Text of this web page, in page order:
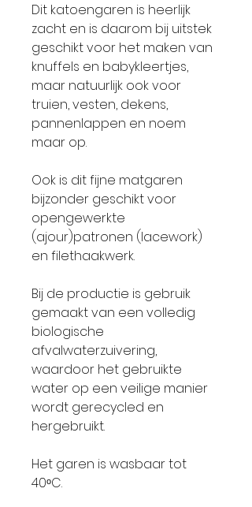
Dit katoengaren is heerlijk
zacht en is daarom bij uitstek
geschikt voor het maken van
knuffels en babykleertjes,
maar natuurlijk ook voor
truien, vesten, dekens,
pannenlappen en noem
maar op.
Ook is dit fijne matgaren
bijzonder geschikt voor
opengewerkte
(ajour)patronen (lacework)
en filethaakwerk.
Bij de productie is gebruik
gemaakt van een volledig
biologische
afvalwaterzuivering,
waardoor het gebruikte
water op een veilige manier
wordt gerecycled en
hergebruikt.
Het garen is wasbaar tot
40ᵒC.